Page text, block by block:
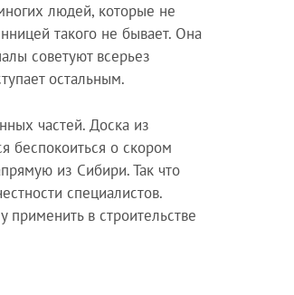
людей, которые не
такого не бывает. Она
советуют всерьез
остальным.
частей. Доска из
беспокоиться о скором
из Сибири. Так что
специалистов.
в строительстве